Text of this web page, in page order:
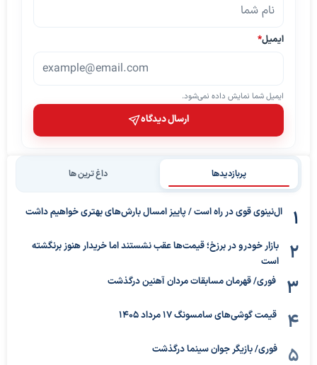
ایمیل*
ایمیل شما نمایش داده نمی‌شود.
ارسال دیدگاه
پربازدیدها داغ ترین ها
ال‌نینوی قوی در راه است / پاییز امسال بارش‌های بهتری خواهیم داشت
بازار خودرو در برزخ؛ قیمت‌ها عقب نشستند اما خریدار هنوز برنگشته
است
فوری/ قهرمان مسابقات مردان آهنین درگذشت
قیمت گوشی‌های سامسونگ 17 مرداد 1405
فوری/ بازیگر جوان سینما درگذشت